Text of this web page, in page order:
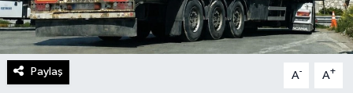
Paylaş A- A+